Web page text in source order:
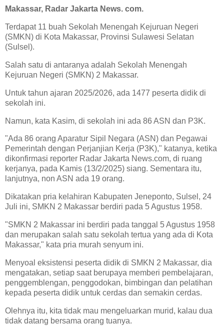
Makassar, Radar Jakarta News. com.
Terdapat 11 buah Sekolah Menengah Kejuruan Negeri
(SMKN) di Kota Makassar, Provinsi Sulawesi Selatan
(Sulsel).
Salah satu di antaranya adalah Sekolah Menengah
Kejuruan Negeri (SMKN) 2 Makassar.
Untuk tahun ajaran 2025/2026, ada 1477 peserta didik di
sekolah ini.
Namun, kata Kasim, di sekolah ini ada 86 ASN dan P3K.
"Ada 86 orang Aparatur Sipil Negara (ASN) dan Pegawai
Pemerintah dengan Perjanjian Kerja (P3K)," katanya, ketika
dikonfirmasi reporter Radar Jakarta News.com, di ruang
kerjanya, pada Kamis (13/2/2025) siang. Sementara itu,
lanjutnya, non ASN ada 19 orang.
Dikatakan pria kelahiran Kabupaten Jeneponto, Sulsel, 24
Juli ini, SMKN 2 Makassar berdiri pada 5 Agustus 1958.
"SMKN 2 Makassar ini berdiri pada tanggal 5 Agustus 1958
dan merupakan salah satu sekolah tertua yang ada di Kota
Makassar," kata pria murah senyum ini.
Menyoal eksistensi peserta didik di SMKN 2 Makassar, dia
mengatakan, setiap saat berupaya memberi pembelajaran,
penggemblengan, penggodokan, bimbingan dan pelatihan
kepada peserta didik untuk cerdas dan semakin cerdas.
Olehnya itu, kita tidak mau mengeluarkan murid, kalau dua
tidak datang bersama orang tuanya.